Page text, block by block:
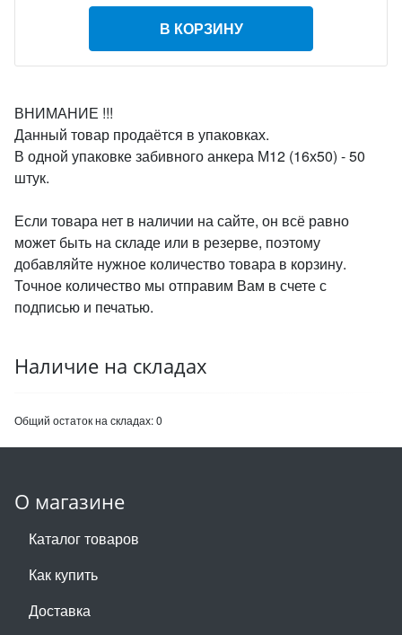
В КОРЗИНУ
ВНИМАНИЕ !!!
Данный товар продаётся в упаковках.
В одной упаковке забивного анкера М12 (16х50) - 50
штук.
Если товара нет в наличии на сайте, он всё равно
может быть на складе или в резерве, поэтому
добавляйте нужное количество товара в корзину.
Точное количество мы отправим Вам в счете с
подписью и печатью.
Наличие на складах
Общий остаток на складах:0
О магазине
Каталог товаров
Как купить
Доставка